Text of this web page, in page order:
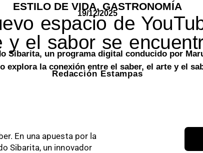
ESTILO DE VIDA, GASTRONOMÍA
19/12/2025
espacio de
y el sabor se
Sibarita, un programa digital conducido por
explora la conexión entre el saber, el arte y el
Redacción Estampas
En una apuesta por la
Sibarita, un innovador